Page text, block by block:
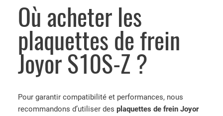
Où acheter les
plaquettes de frein
Joyor S10S-Z ?
Pour garantir compatibilité et performances, nous
recommandons d’utiliser des plaquettes de frein Joyor